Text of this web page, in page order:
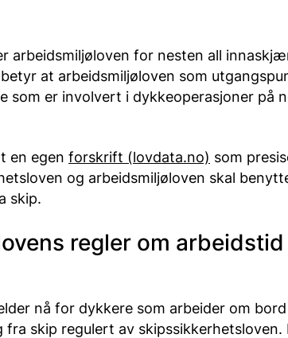
arbeidsmiljøloven for nesten all
at arbeidsmiljøloven som
som er involvert i dykkeoperasjoner på
en egen forskrift (lovdata.no) som
og arbeidsmiljøloven skal
skip.
regler om arbeidstid
nå for dykkere som arbeider om
fra skip regulert av skipssikkerhetsloven.